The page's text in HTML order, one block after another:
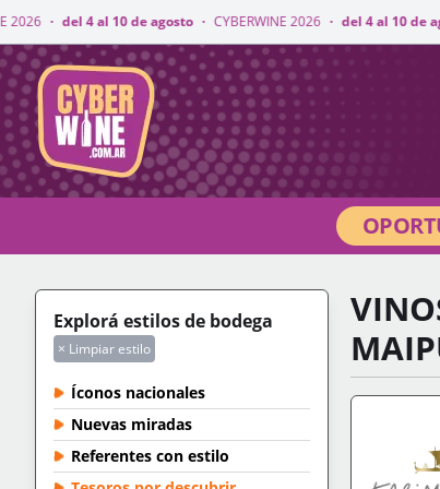
de agosto · CYBERWINE 2026 · del 4 al 10 de agosto ·
CyberWine
Explorá estilos de bodega
× Limpiar estilo
Íconos nacionales
Nuevas miradas
Referentes con estilo